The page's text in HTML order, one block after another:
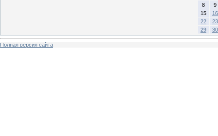
8
9
15
16
22
23
29
30
Полная версия сайта